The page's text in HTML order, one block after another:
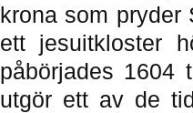
krona som
ett jesuitkloster
påbörjades 1604
utgör ett av de